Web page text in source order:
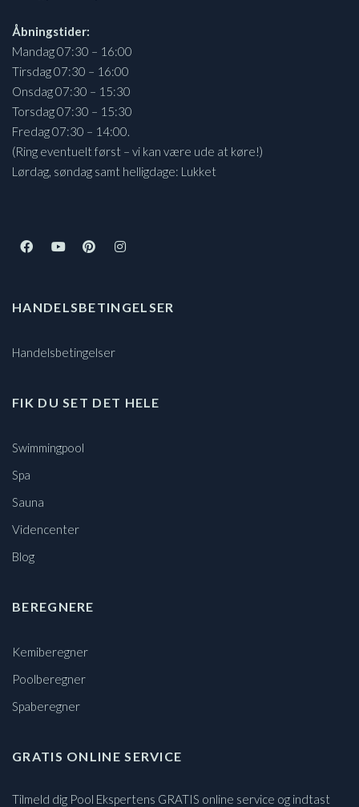
Åbningstider:
Mandag 07:30 – 16:00
Tirsdag 07:30 – 16:00
Onsdag 07:30 – 15:30
Torsdag 07:30 – 15:30
Fredag 07:30 – 14:00.
(Ring eventuelt først – vi kan være ude at køre!)
Lørdag, søndag samt helligdage: Lukket
HANDELSBETINGELSER
Handelsbetingelser
FIK DU SET DET HELE
Swimmingpool
Spa
Sauna
Videncenter
Blog
BEREGNERE
Kemiberegner
Poolberegner
Spaberegner
GRATIS ONLINE SERVICE
Tilmeld dig Pool Ekspertens GRATIS online service og indtast